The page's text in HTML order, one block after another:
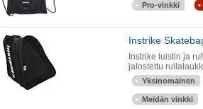
Pro-vinkki
Instrike
Instrike luistin ja
jalostettu
Yksinomainen
Meidän vinkki